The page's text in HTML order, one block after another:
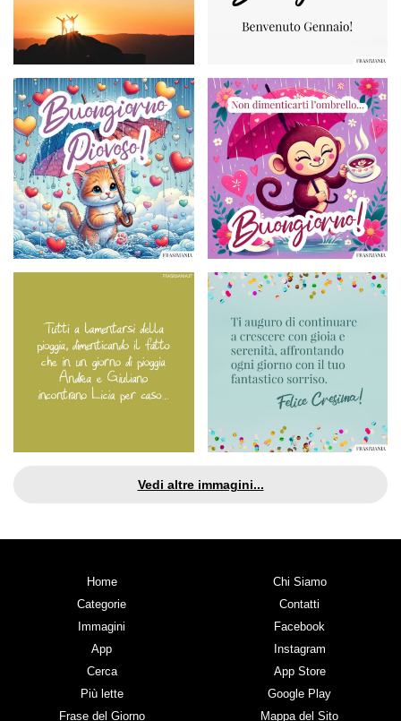
Vedi altre immagini...
Home
Categorie
Immagini
App
Cerca
Più lette
Frase del Giorno
Chi Siamo
Contatti
Facebook
Instagram
App Store
Google Play
Mappa del Sito